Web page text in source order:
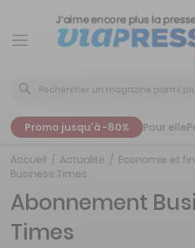
Promo jusqu'à -80% Pour elle
Accueil Actualité
Economie et
Business Times
Abonnement
Times